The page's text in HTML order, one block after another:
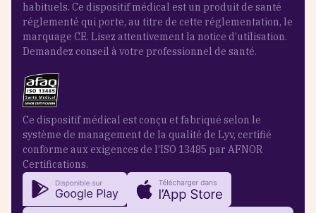
habituels. Ce dispositif médical est un produit de santé
réglementé qui porte, au titre de cette réglementation, le
marquage CE. Lisez attentivement la notice d’utilisation.
Demandez conseil à votre professionnel de santé.
Ce dispositif médical est conçu et fabriqué selon le
système de management de la qualité de Lyv, certifié
conforme aux exigences de l’ISO 13485 par AFNOR
Certifications.